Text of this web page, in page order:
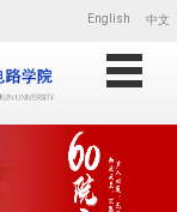
English 中文